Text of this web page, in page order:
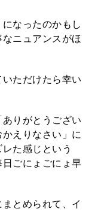
なったのかもし
ニュアンスがほ
ただけたら幸い
りがとうござい
えりなさい」に
た感じという
ごにょごにょ早
とめられて、イ